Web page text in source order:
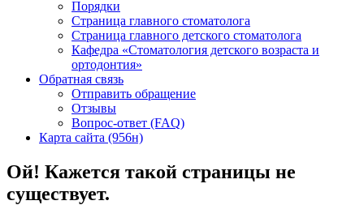
Порядки
Страница главного стоматолога
Страница главного детского стоматолога
Кафедра «Стоматология детского возраста и
ортодонтия»
Обратная связь
Отправить обращение
Отзывы
Вопрос-ответ (FAQ)
Карта сайта (956н)
Ой! Кажется такой страницы не
существует.